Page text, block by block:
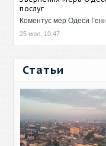
послуг
Коментує мер Одеси
25 июл, 10:47
Статьи